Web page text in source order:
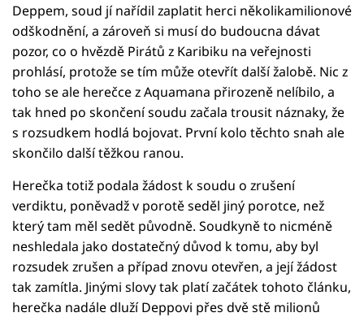
Deppem, soud jí nařídil zaplatit herci několikamilionové
odškodnění, a zároveň si musí do budoucna dávat
pozor, co o hvězdě Pirátů z Karibiku na veřejnosti
prohlásí, protože se tím může otevřít další žalobě. Nic z
toho se ale herečce z Aquamana přirozeně nelíbilo, a
tak hned po skončení soudu začala trousit náznaky, že
s rozsudkem hodlá bojovat. První kolo těchto snah ale
skončilo další těžkou ranou.
Herečka totiž podala žádost k soudu o zrušení
verdiktu, poněvadž v porotě seděl jiný porotce, než
který tam měl sedět původně. Soudkyně to nicméně
neshledala jako dostatečný důvod k tomu, aby byl
rozsudek zrušen a případ znovu otevřen, a její žádost
tak zamítla. Jinými slovy tak platí začátek tohoto článku,
herečka nadále dluží Deppovi přes dvě stě milionů